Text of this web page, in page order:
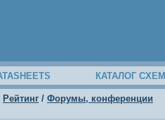
КАТАЛОГ СХЕМ
Рейтинг / Форумы, конференции